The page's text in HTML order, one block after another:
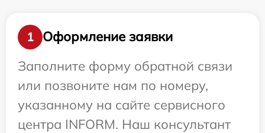
1
Оформление заявки
Заполните форму обратной связи
или позвоните нам по номеру,
указанному на сайте сервисного
центра INFORM. Наш консультант